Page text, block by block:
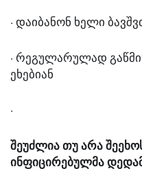
· დაიბანონ ხელი
· რეგულარულად
ეხებიან
·
შეუძლია თუ არა
ინფიცირებულმა